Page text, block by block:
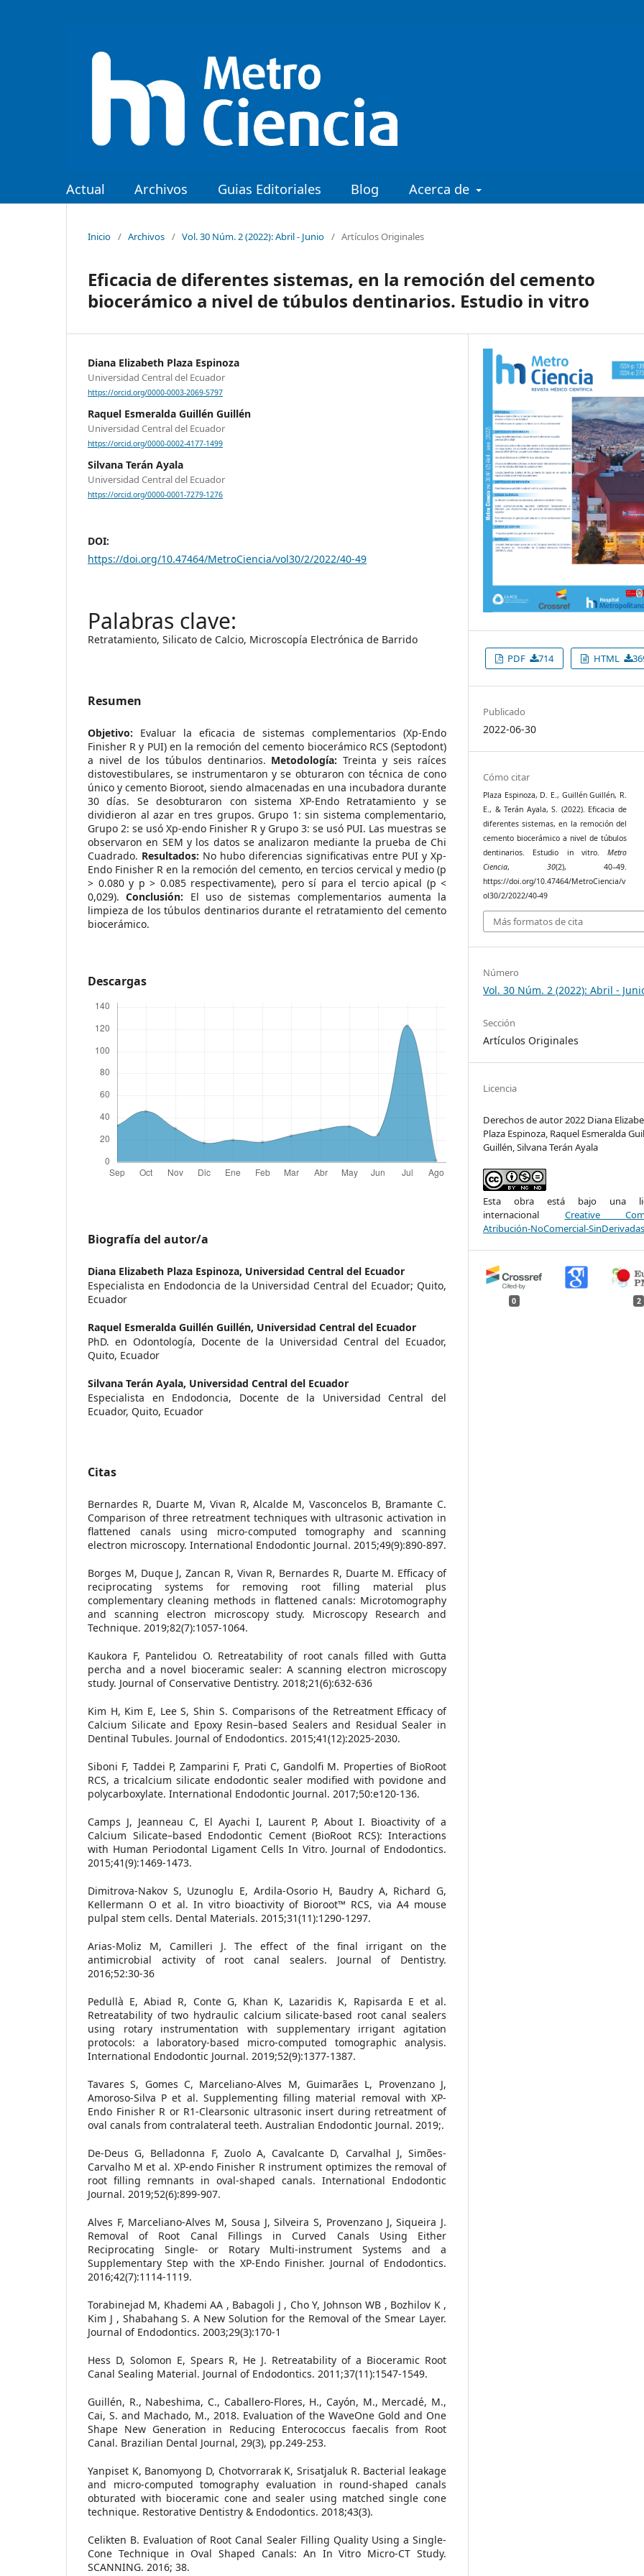
Actual Archivos Guias Editoriales Blog Acerca de
Inicio / Archivos / Vol. 30 Núm. 2 (2022): Abril - Junio / Artículos Originales
Eficacia de diferentes sistemas, en la remoción del cemento
biocerámico a nivel de túbulos dentinarios. Estudio in vitro
Diana Elizabeth Plaza Espinoza
Universidad Central del Ecuador
https://orcid.org/0000-0003-2069-5797
Raquel Esmeralda Guillén Guillén
Universidad Central del Ecuador
https://orcid.org/0000-0002-4177-1499
Silvana Terán Ayala
Universidad Central del Ecuador
https://orcid.org/0000-0001-7279-1276
DOI:
https://doi.org/10.47464/MetroCiencia/vol30/2/2022/40-49
Retratamiento, Silicato de Calcio, Microscopía Electrónica de Barrido
Resumen
Objetivo: Evaluar la eficacia de sistemas complementarios (Xp-Endo
Finisher R y PUI) en la remoción del cemento biocerámico RCS (Septodont)
a nivel de los túbulos dentinarios. Metodología: Treinta y seis raíces
distovestibulares, se instrumentaron y se obturaron con técnica de cono
único y cemento Bioroot, siendo almacenadas en una incubadora durante
30 días. Se desobturaron con sistema XP-Endo Retratamiento y se
dividieron al azar en tres grupos. Grupo 1: sin sistema complementario,
Grupo 2: se usó Xp-endo Finisher R y Grupo 3: se usó PUI. Las muestras se
observaron en SEM y los datos se analizaron mediante la prueba de Chi
Cuadrado. Resultados: No hubo diferencias significativas entre PUI y Xp-
Endo Finisher R en la remoción del cemento, en tercios cervical y medio (p
> 0.080 y p > 0.085 respectivamente), pero sí para el tercio apical (p <
0,029).Conclusión: El uso de sistemas complementarios aumenta la
limpieza de los túbulos dentinarios durante el retratamiento del cemento
biocerámico.
Descargas
Biografía del autor/a
Diana Elizabeth Plaza Espinoza, Universidad Central del Ecuador
Especialista en Endodoncia de la Universidad Central del Ecuador; Quito,
Ecuador
Raquel Esmeralda Guillén Guillén, Universidad Central del Ecuador
PhD. en Odontología, Docente de la Universidad Central del Ecuador,
Quito, Ecuador
Silvana Terán Ayala, Universidad Central del Ecuador
Especialista en Endodoncia, Docente de la Universidad Central del
Ecuador, Quito, Ecuador
Citas
Bernardes R, Duarte M, Vivan R, Alcalde M, Vasconcelos B, Bramante C.
Comparison of three retreatment techniques with ultrasonic activation in
flattened canals using micro-computed tomography and scanning
electron microscopy. International Endodontic Journal. 2015;49(9):890-897.
Borges M, Duque J, Zancan R, Vivan R, Bernardes R, Duarte M. Efficacy of
reciprocating systems for removing root filling material plus
complementary cleaning methods in flattened canals: Microtomography
and scanning electron microscopy study. Microscopy Research and
Technique. 2019;82(7):1057-1064.
Kaukora F, Pantelidou O. Retreatability of root canals filled with Gutta
percha and a novel bioceramic sealer: A scanning electron microscopy
study. Journal of Conservative Dentistry. 2018;21(6):632-636
Kim H, Kim E, Lee S, Shin S. Comparisons of the Retreatment Efficacy of
Calcium Silicate and Epoxy Resin–based Sealers and Residual Sealer in
Dentinal Tubules. Journal of Endodontics. 2015;41(12):2025-2030.
Siboni F, Taddei P, Zamparini F, Prati C, Gandolfi M. Properties of BioRoot
RCS, a tricalcium silicate endodontic sealer modified with povidone and
polycarboxylate. International Endodontic Journal. 2017;50:e120-136.
Camps J, Jeanneau C, El Ayachi I, Laurent P, About I. Bioactivity of a
Calcium Silicate–based Endodontic Cement (BioRoot RCS): Interactions
with Human Periodontal Ligament Cells In Vitro. Journal of Endodontics.
2015;41(9):1469-1473.
Dimitrova-Nakov S, Uzunoglu E, Ardila-Osorio H, Baudry A, Richard G,
Kellermann O et al. In vitro bioactivity of Bioroot™ RCS, via A4 mouse
pulpal stem cells. Dental Materials. 2015;31(11):1290-1297.
Arias-Moliz M, Camilleri J. The effect of the final irrigant on the
antimicrobial activity of root canal sealers. Journal of Dentistry.
2016;52:30-36
Pedullà E, Abiad R, Conte G, Khan K, Lazaridis K, Rapisarda E et al.
Retreatability of two hydraulic calcium silicate‐based root canal sealers
using rotary instrumentation with supplementary irrigant agitation
protocols: a laboratory‐based micro‐computed tomographic analysis.
International Endodontic Journal. 2019;52(9):1377-1387.
Tavares S, Gomes C, Marceliano‐Alves M, Guimarães L, Provenzano J,
Amoroso‐Silva P et al. Supplementing filling material removal with XP‐
Endo Finisher R or R1‐Clearsonic ultrasonic insert during retreatment of
oval canals from contralateral teeth. Australian Endodontic Journal. 2019;.
De‐Deus G, Belladonna F, Zuolo A, Cavalcante D, Carvalhal J, Simões‐
Carvalho M et al. XP‐endo Finisher R instrument optimizes the removal of
root filling remnants in oval‐shaped canals. International Endodontic
Journal. 2019;52(6):899-907.
Alves F, Marceliano-Alves M, Sousa J, Silveira S, Provenzano J, Siqueira J.
Removal of Root Canal Fillings in Curved Canals Using Either
Reciprocating Single- or Rotary Multi-instrument Systems and a
Supplementary Step with the XP-Endo Finisher. Journal of Endodontics.
2016;42(7):1114-1119.
Torabinejad M, Khademi AA , Babagoli J , Cho Y, Johnson WB , Bozhilov K ,
Kim J , Shabahang S. A New Solution for the Removal of the Smear Layer.
Journal of Endodontics. 2003;29(3):170-1
Hess D, Solomon E, Spears R, He J. Retreatability of a Bioceramic Root
Canal Sealing Material. Journal of Endodontics. 2011;37(11):1547-1549.
Guillén, R., Nabeshima, C., Caballero-Flores, H., Cayón, M., Mercadé, M.,
Cai, S. and Machado, M., 2018. Evaluation of the WaveOne Gold and One
Shape New Generation in Reducing Enterococcus faecalis from Root
Canal. Brazilian Dental Journal, 29(3), pp.249-253.
Yanpiset K, Banomyong D, Chotvorrarak K, Srisatjaluk R. Bacterial leakage
and micro-computed tomography evaluation in round-shaped canals
obturated with bioceramic cone and sealer using matched single cone
technique. Restorative Dentistry & Endodontics. 2018;43(3).
Celikten B. Evaluation of Root Canal Sealer Filling Quality Using a Single-
Cone Technique in Oval Shaped Canals: An In Vitro Micro-CT Study.
SCANNING. 2016; 38.
PDF 714 HTML
Publicado
2022-06-30
Cómo citar
Plaza Espinoza, D. E., Guillén Guillén, R.
E., & Terán Ayala, S. (2022). Eficacia de
diferentes sistemas, en la remoción del
cemento biocerámico a nivel de túbulos
dentinarios. Estudio in vitro.Metro
Ciencia,30(2), 40–49.
https://doi.org/10.47464/MetroCiencia/v
ol30/2/2022/40-49
Más formatos de cita
Número
Vol. 30 Núm. 2 (2022): Abril -
Sección
Artículos Originales
Licencia
Derechos de autor 2022 Diana
Plaza Espinoza, Raquel Esmeralda
Guillén, Silvana Terán Ayala
Esta obra está bajo una
internacional Creative
Atribución-NoComercial-
0 2